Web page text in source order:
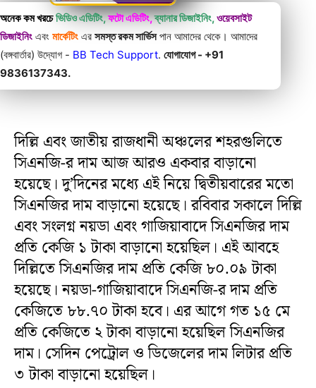
অনেক কম খরচে ভিডিও এডিটিং,ফটো এডিটিং,ব্যানার ডিজাইনিং,ওয়েবসাইট
ডিজাইনিং এবং মার্কেটিং এর সমস্ত রকম সার্ভিসপান আমাদের থেকে। আমাদের
(বঙ্গবার্তার) উদ্যোগ - BB Tech Support. যোগাযোগ - +91
9836137343.
দিল্লি এবং জাতীয় রাজধানী অঞ্চলের শহরগুলিতে
সিএনজি-র দাম আজ আরও একবার বাড়ানো
হয়েছে। দু’দিনের মধ্যে এই নিয়ে দ্বিতীয়বারের মতো
সিএনজির দাম বাড়ানো হয়েছে। রবিবার সকালে দিল্লি
এবং সংলগ্ন নয়ডা এবং গাজিয়াবাদে সিএনজির দাম
প্রতি কেজি ১ টাকা বাড়ানো হয়েছিল। এই আবহে
দিল্লিতে সিএনজির দাম প্রতি কেজি ৮০.০৯ টাকা
হয়েছে। নয়ডা-গাজিয়াবাদে সিএনজি-র দাম প্রতি
কেজিতে ৮৮.৭০ টাকা হবে। এর আগে গত ১৫ মে
প্রতি কেজিতে ২ টাকা বাড়ানো হয়েছিল সিএনজির
দাম। সেদিন পেট্রোল ও ডিজেলের দাম লিটার প্রতি
৩ টাকা বাড়ানো হয়েছিল।